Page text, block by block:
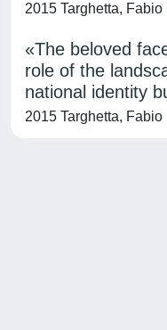
2015 Targhetta, Fabio
«The beloved
role of the
national identity
2015 Targhetta, Fabio